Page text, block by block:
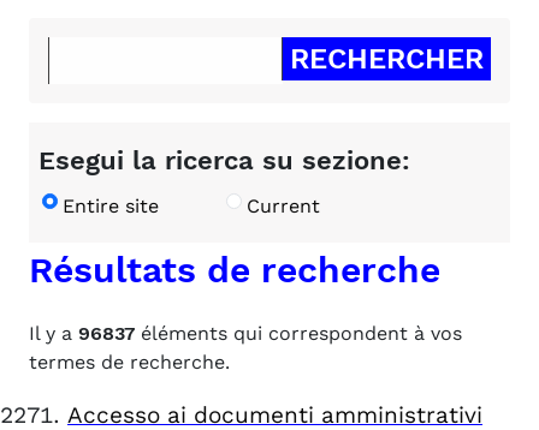
Esegui la ricerca su sezione:
Entire site Current
Résultats de recherche
Il y a 96837 éléments qui correspondent à vos
termes de recherche.
Accesso ai documenti amministrativi